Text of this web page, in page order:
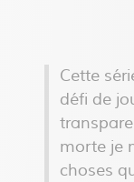
Cette
défi de
morte je
choses